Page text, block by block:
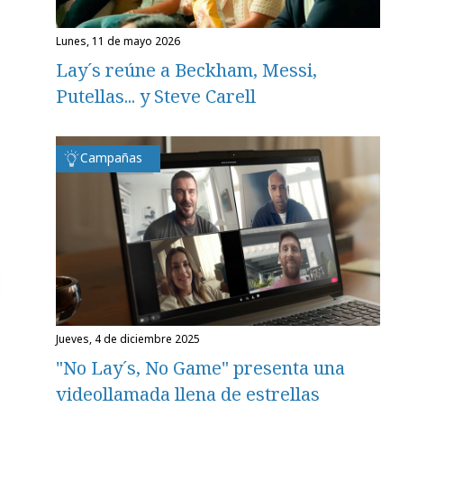
lunes, 11 de mayo 2026
Lay´s reúne a Beckham, Messi,
Putellas... y Steve Carell
Campañas
jueves, 4 de diciembre 2025
"No Lay´s, No Game" presenta una
videollamada llena de estrellas